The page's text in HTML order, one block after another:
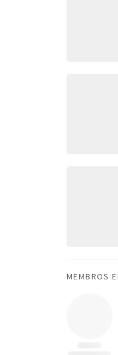
MEMBROS